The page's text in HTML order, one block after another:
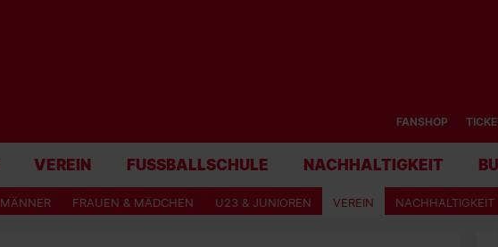
FANSHOP
VEREIN FUSSBALLSCHULE NACHHALTIGKEIT
MÄNNER FRAUEN & MÄDCHEN U23 & JUNIOREN VEREIN NACHHALTIGKEIT